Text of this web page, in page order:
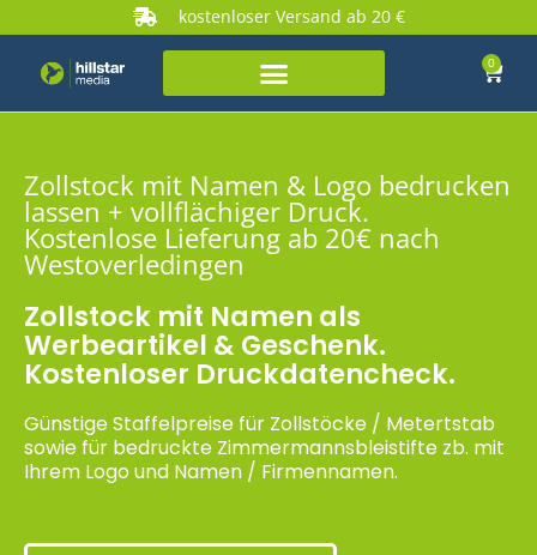
kostenloser Versand ab 20 €
0
Zollstock mit Namen & Logo bedrucken
lassen + vollflächiger Druck.
Kostenlose Lieferung ab 20€ nach
Westoverledingen
Zollstock mit Namen als
Werbeartikel & Geschenk.
Kostenloser Druckdatencheck.
Günstige Staffelpreise für Zollstöcke / Metertstab
sowie für bedruckte Zimmermannsbleistifte zb. mit
Ihrem Logo und Namen / Firmennamen.